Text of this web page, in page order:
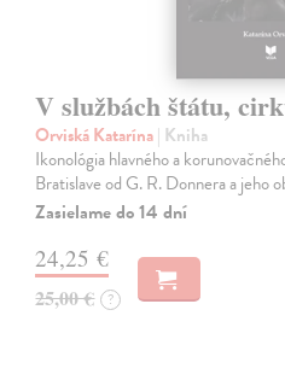
V službách štátu,
Orviská Katarína| Kniha
Ikonológia hlavného a
Bratislave od G. R. Donnera a jeho
Zasielame do 14 dní
24,25 €
25,00 € ?